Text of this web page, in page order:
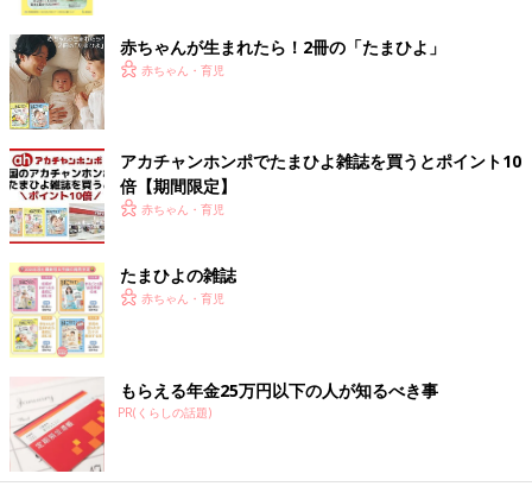
はるさん(@haruharuhaa)がシェアした投稿
マチがあって厚みもあり、意外と量が入るジッパーバッグ。手づ
くりクッキーをこんなにたくさん入れても大丈夫♪ 本当に瓶のな
かにクッキーが入っているように見えます！ お出かけの際にお
子さんのおやつを入れてもよいですし、見せる収納として雑貨な
どを入れて部屋に飾ってもすてきですね。
おしゃれなデザインと安さに売り切れ続出のジッパーバッグ。見
つけたら即買い決定ですね♪ セリアに行った際に、ぜひチェック
してみてください！（文・岡本梓）
■関連記事
・ファー小物もパーティ雑貨も★ダイソー×GT第５弾が可愛すぎ
て爆買不可避！
赤ちゃんが生まれたら！2冊の「たまひよ」
赤ちゃん・育児
アカチャンホンポでたまひよ雑誌を買うとポイント10
倍【期間限定】
赤ちゃん・育児
たまひよの雑誌
赤ちゃん・育児
もらえる年金25万円以下の人が知るべき事
PR(くらしの話題)